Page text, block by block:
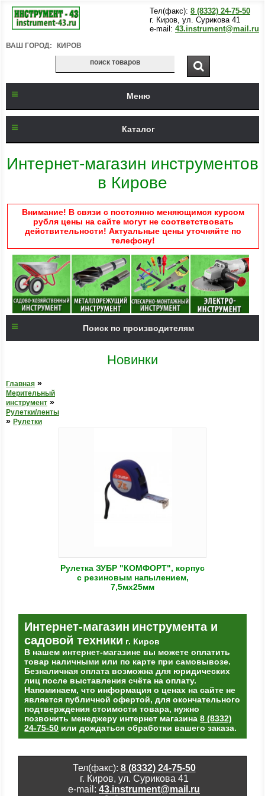
Тел(факс): 8 (8332) 24-75-50
г. Киров, ул. Сурикова 41
e-mail: 43.instrument@mail.ru
ВАШ ГОРОД: КИРОВ
Меню
Каталог
Интернет-магазин инструментов
в Кирове
Внимание! В связи с постоянно меняющимся курсом
рубля цены на сайте могут не соответствовать
действительности! Актуальные цены уточняйте по
телефону!
Поиск по производителям
Новинки
Главная »
Мерительный
инструмент »
Рулетки/ленты
» Рулетки
Рулетка ЗУБР "КОМФОРТ", корпус
с резиновым напылением,
7,5мх25мм
Интернет-магазин инструмента и
садовой техники г. Киров
В нашем интернет-магазине вы можете оплатить
товар наличными или по карте при самовывозе.
Безналичная оплата возможна для юридических
лиц после выставления счёта на оплату.
Напоминаем, что информация о ценах на сайте не
является публичной офертой, для окончательного
подтверждения стоимости товара, нужно
позвонить менеджеру интернет магазина8 (8332)
24-75-50 или дождаться обработки вашего заказа.
Тел(факс): 8 (8332) 24-75-50
г. Киров, ул. Сурикова 41
e-mail: 43.instrument@mail.ru